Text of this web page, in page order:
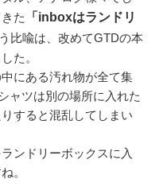
た
「inboxはランドリ
比喩は、改めてGTDの本
た。
にある汚れ物が全て集
ャツは別の場所に入れた
すると混乱してしまい
ンドリーボックスに入
。